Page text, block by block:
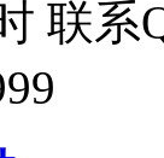
联系